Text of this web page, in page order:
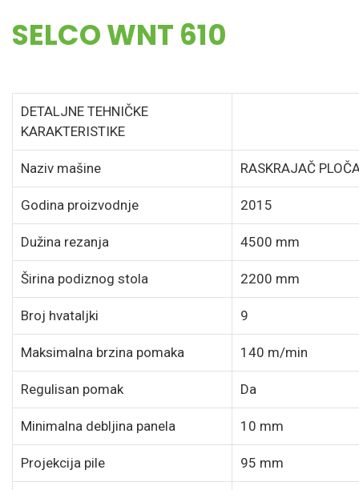
SELCO WNT 610
DETALJNE TEHNIČKE
KARAKTERISTIKE
Naziv mašine RASKRAJAČ
Godina proizvodnje 2015
Dužina rezanja 4500 mm
Širina podiznog stola 2200 mm
Broj hvataljki 9
Maksimalna brzina pomaka 140 m/min
Regulisan pomak Da
Minimalna debljina panela 10 mm
Projekcija pile 95 mm